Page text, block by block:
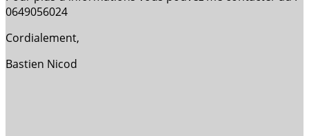
0649056024
Cordialement,
Bastien Nicod